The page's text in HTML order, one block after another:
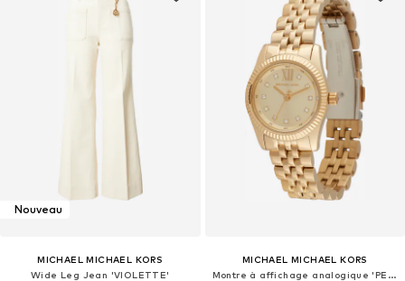
Nouveau
MICHAEL MICHAEL KORS
Wide Leg Jean 'VIOLETTE'
MICHAEL MICHAEL KORS
Montre à affichage analogique 'PETITE LEXINGTON'